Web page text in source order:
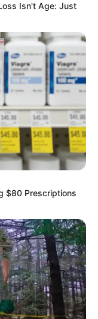
ιδιοκτησία του
η αναπαραγωγή, η
χωρίς προηγούμενη
κάθε νόμιμου
Isn't Age: Just
$80 Prescriptions